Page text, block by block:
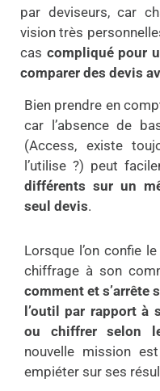
par deviseurs, car
vision très
cas compliqué pour
comparer des devis
Bien prendre en
car l’absence de
(Access, existe
l’utilise ?) peut
différents sur un
seul devis.
Lorsque l’on confie
chiffrage à son
comment et s’arrête
l’outil par rapport à
ou chiffrer selon
nouvelle mission
empiéter sur ses